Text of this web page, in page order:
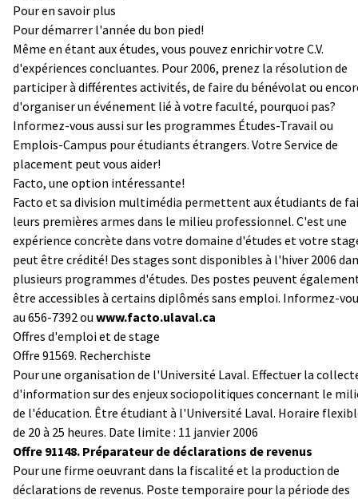
Pour en savoir plus
Pour démarrer l'année du bon pied!
Même en étant aux études, vous pouvez enrichir votre C.V.
d'expériences concluantes. Pour 2006, prenez la résolution de
participer à différentes activités, de faire du bénévolat ou
d'organiser un événement lié à votre faculté, pourquoi pas?
Informez-vous aussi sur les programmes Études-Travail ou
Emplois-Campus pour étudiants étrangers. Votre Service de
placement peut vous aider!
Facto, une option intéressante!
Facto et sa division multimédia permettent aux étudiants de
leurs premières armes dans le milieu professionnel. C'est une
expérience concrète dans votre domaine d'études et votre
peut être crédité! Des stages sont disponibles à l'hiver 2006
plusieurs programmes d'études. Des postes peuvent
être accessibles à certains diplômés sans emploi. Informez-
au 656-7392 ou www.facto.ulaval.ca
Offres d'emploi et de stage
Offre 91569. Recherchiste
Pour une organisation de l'Université Laval. Effectuer la
d'information sur des enjeux sociopolitiques concernant le
de l'éducation. Être étudiant à l'Université Laval. Horaire
de 20 à 25 heures. Date limite : 11 janvier 2006
Offre 91148. Préparateur de déclarations de revenus
Pour une firme oeuvrant dans la fiscalité et la production de
déclarations de revenus. Poste temporaire pour la période des